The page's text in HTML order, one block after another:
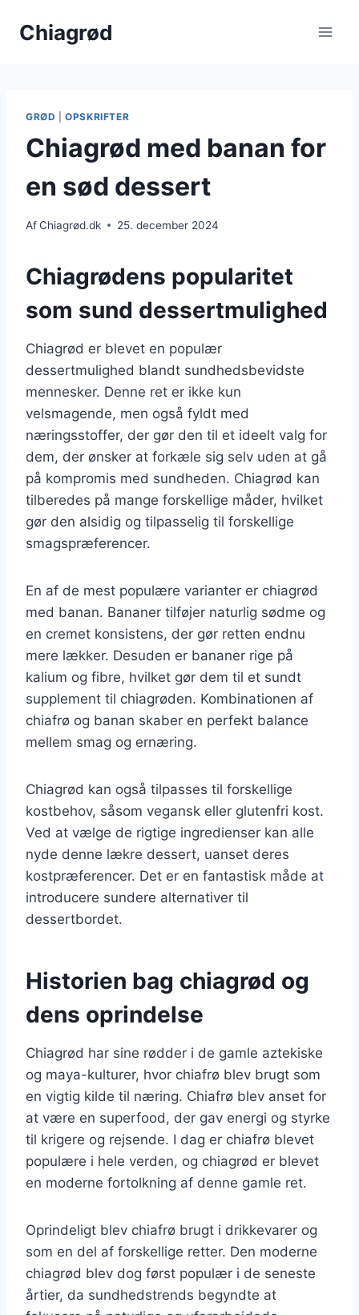
Chiagrød
GRØD |OPSKRIFTER
Chiagrød med banan for
en sød dessert
AfChiagrød.dk 25. december 2024
Chiagrødens popularitet
som sund dessertmulighed
Chiagrød er blevet en populær
dessertmulighed blandt sundhedsbevidste
mennesker. Denne ret er ikke kun
velsmagende, men også fyldt med
næringsstoffer, der gør den til et ideelt valg for
dem, der ønsker at forkæle sig selv uden at gå
på kompromis med sundheden. Chiagrød kan
tilberedes på mange forskellige måder, hvilket
gør den alsidig og tilpasselig til forskellige
smagspræferencer.
En af de mest populære varianter er chiagrød
med banan. Bananer tilføjer naturlig sødme og
en cremet konsistens, der gør retten endnu
mere lækker. Desuden er bananer rige på
kalium og fibre, hvilket gør dem til et sundt
supplement til chiagrøden. Kombinationen af
chiafrø og banan skaber en perfekt balance
mellem smag og ernæring.
Chiagrød kan også tilpasses til forskellige
kostbehov, såsom vegansk eller glutenfri kost.
Ved at vælge de rigtige ingredienser kan alle
nyde denne lækre dessert, uanset deres
kostpræferencer. Det er en fantastisk måde at
introducere sundere alternativer til
dessertbordet.
Historien bag chiagrød og
dens oprindelse
Chiagrød har sine rødder i de gamle aztekiske
og maya-kulturer, hvor chiafrø blev brugt som
en vigtig kilde til næring. Chiafrø blev anset for
at være en superfood, der gav energi og styrke
til krigere og rejsende. I dag er chiafrø blevet
populære i hele verden, og chiagrød er blevet
en moderne fortolkning af denne gamle ret.
Oprindeligt blev chiafrø brugt i drikkevarer og
som en del af forskellige retter. Den moderne
chiagrød blev dog først populær i de seneste
årtier, da sundhedstrends begyndte at